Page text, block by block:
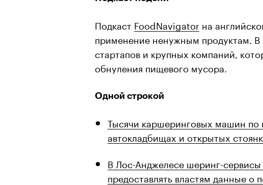
Подкаст FoodNavigator на
применение ненужным продуктам. В
стартапов и крупных компаний,
обнуления пищевого мусора.
Одной строкой
Тысячи каршеринговых машин по
автокладбищах и открытых
В Лос-Анджелесе шеринг-сервисы
предоставлять властям данные о